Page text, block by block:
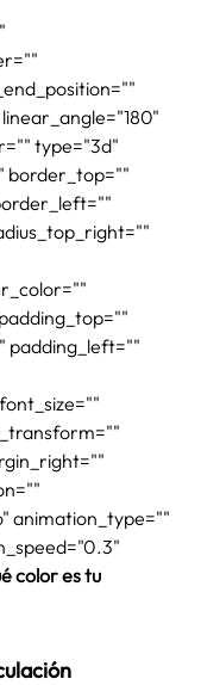
type="3d"
border_top=""
padding_left=""
animation_type=""
color es tu